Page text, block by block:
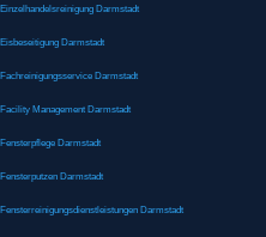
Einzelhandelsreinigung Darmstadt
Eisbeseitigung Darmstadt
Fachreinigungsservice Darmstadt
Facility Management Darmstadt
Fensterpflege Darmstadt
Fensterputzen Darmstadt
Fensterreinigungsdienstleistungen Darmstadt